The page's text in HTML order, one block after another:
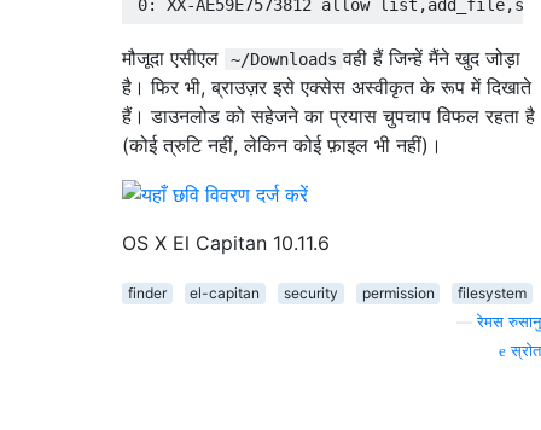
मौजूदा एसीएल ~/Downloads वही हैं जिन्हें मैंने खुद जोड़ा
है। फिर भी, ब्राउज़र इसे एक्सेस अस्वीकृत के रूप में दिखाते
हैं। डाउनलोड को सहेजने का प्रयास चुपचाप विफल रहता है
(कोई त्रुटि नहीं, लेकिन कोई फ़ाइल भी नहीं)।
OS X El Capitan 10.11.6
finder el-capitan security permission
filesystem
—रेमस रुसानु
स्रोत